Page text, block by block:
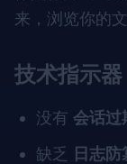
来，浏览你的
技术指示器
没有 会话过
缺乏
日志防